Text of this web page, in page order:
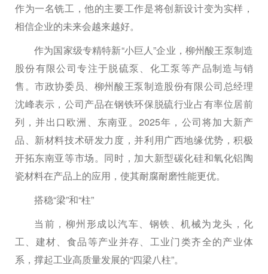
作为一名铣工，他的主要工作是将创新设计变为实样，
相信企业的未来会越来越好。
作为国家级专精特新“小巨人”企业，柳州酸王泵制造
股份有限公司专注于脱硫泵、化工泵等产品制造与销
售。市政协委员、柳州酸王泵制造股份有限公司总经理
沈峰表示，公司产品在钢铁环保脱硫行业占有率位居前
列，并出口欧洲、东南亚。2025年，公司将加大新产
品、新材料技术研发力度，并利用广西地缘优势，积极
开拓东南亚等市场。同时，加大新型碳化硅和氧化铝陶
瓷材料在产品上的应用，使其耐腐耐磨性能更优。
搭稳“梁”和“柱”
当前，柳州形成以汽车、钢铁、机械为龙头，化
工、建材、食品等产业并存、工业门类齐全的产业体
系，撑起工业高质量发展的“四梁八柱”。